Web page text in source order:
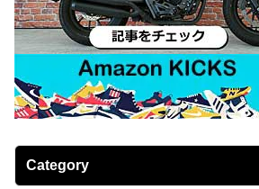
Category